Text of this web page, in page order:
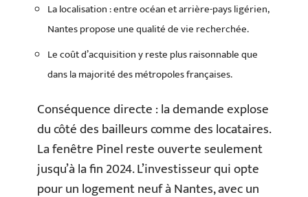
La localisation : entre océan et arrière-pays ligérien,
Nantes propose une qualité de vie recherchée.
Le coût d’acquisition y reste plus raisonnable que
dans la majorité des métropoles françaises.
Conséquence directe : la demande explose
du côté des bailleurs comme des locataires.
La fenêtre Pinel reste ouverte seulement
jusqu’à la fin 2024. L’investisseur qui opte
pour un logement neuf à Nantes, avec un